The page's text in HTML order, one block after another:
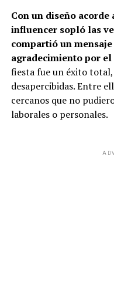
Con un diseño
influencer sopló las
compartió un
agradecimiento por
fiesta fue un éxito total,
desapercibidas. Entre
cercanos que no
laborales o personales.